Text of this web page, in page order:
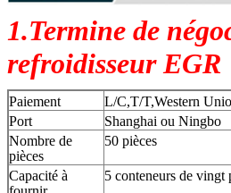
1.Termine de
refroidisseur EGR
Paiement
L/C,T/T,Western
Port
Shanghai ou Ningbo
Nombre de
pièces
50 pièces
Capacité à
5 conteneurs de vingt